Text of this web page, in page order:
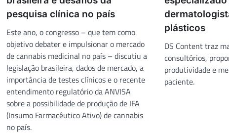
pesquisa clínica no país
Este ano, o congresso – que tem como
objetivo debater e impulsionar o mercado
de cannabis medicinal no país – discutiu a
legislação brasileira, dados de mercado, a
importância de testes clínicos e o recente
entendimento regulatório da ANVISA
sobre a possibilidade de produção de IFA
(Insumo Farmacêutico Ativo) de cannabis
no país.
plásticos
DS Content traz
consultórios,
produtividade e
paciente.